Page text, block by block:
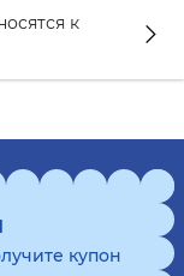
к
купон